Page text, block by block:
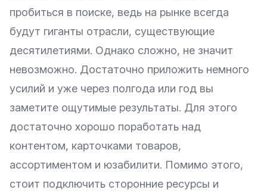
пробиться в поиске, ведь на рынке всегда
будут гиганты отрасли, существующие
десятилетиями. Однако сложно, не значит
невозможно. Достаточно приложить немного
усилий и уже через полгода или год вы
заметите ощутимые результаты. Для этого
достаточно хорошо поработать над
контентом, карточками товаров,
ассортиментом и юзабилити. Помимо этого,
стоит подключить сторонние ресурсы и